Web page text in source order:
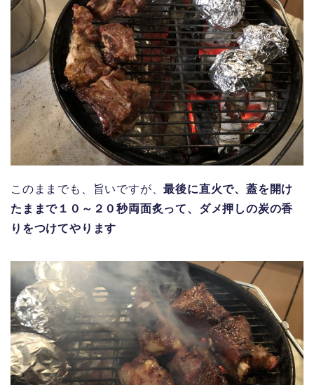
このままでも、旨いですが、最後に直火で、蓋を開け
たままで１０～２０秒両面炙って、ダメ押しの炭の香
りをつけてやります